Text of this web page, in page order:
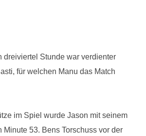
dreiviertel Stunde war verdienter
für welchen Manu das Match
im Spiel wurde Jason mit seinem
Minute 53. Bens Torschuss vor der